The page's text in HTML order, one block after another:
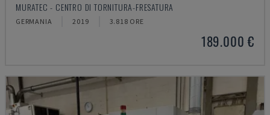
MURATEC - CENTRO DI TORNITURA-FRESATURA
GERMANIA 2019 3.818 ORE
189.000 €